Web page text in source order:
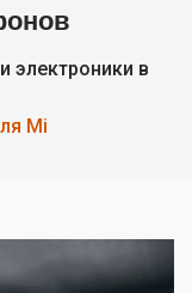
электроники в
Mi